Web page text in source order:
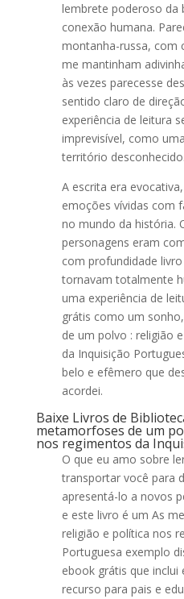
lembrete poderoso da
conexão humana.
montanha-russa, com
me mantinham
às vezes parecesse
sentido claro de
experiência de leitura
imprevisível, como
território desconhecido.
A escrita era
emoções vívidas com
no mundo da história.
personagens eram
com profundidade
tornavam totalmente
uma experiência de
grátis como um
de um polvo : religião
da Inquisição
belo e efêmero que
acordei.
Baixe Livros de
metamorfoses de um
nos regimentos da
O que eu amo sobre
transportar você para
apresentá-lo a novos
e este livro é um As
religião e política nos
Portuguesa exemplo
ebook grátis que inclui
recurso para pais e